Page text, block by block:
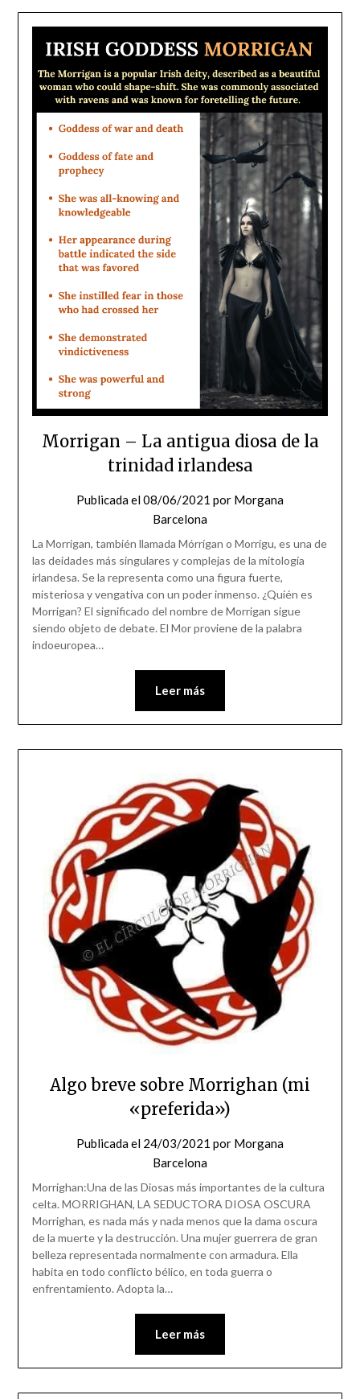
Morrigan – La antigua diosa de la
trinidad irlandesa
Publicada el08/06/2021 por Morgana
Barcelona
La Morrigan, también llamada Mórrígan o Morrígu, es una de
las deidades más singulares y complejas de la mitología
irlandesa. Se la representa como una figura fuerte,
misteriosa y vengativa con un poder inmenso. ¿Quién es
Morrigan? El significado del nombre de Morrigan sigue
siendo objeto de debate. El Mor proviene de la palabra
indoeuropea…
Leer más
Algo breve sobre Morrighan (mi
«preferida»)
Publicada el 24/03/2021 por Morgana
Barcelona
Morrighan:Una de las Diosas más importantes de la cultura
celta. MORRIGHAN, LA SEDUCTORA DIOSA OSCURA
Morrighan, es nada más y nada menos que la dama oscura
de la muerte y la destrucción. Una mujer guerrera de gran
belleza representada normalmente con armadura. Ella
habita en todo conflicto bélico, en toda guerra o
enfrentamiento. Adopta la…
Leer más